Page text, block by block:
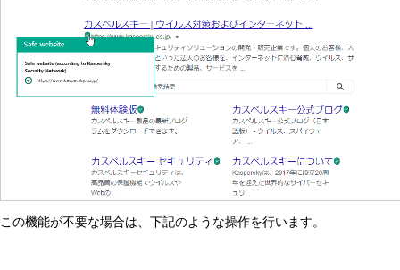
この機能が不要な場合は、下記のような操作を行います。